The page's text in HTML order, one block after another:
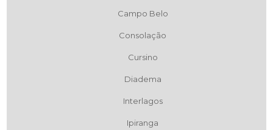
Campo Belo
Consolação
Cursino
Diadema
Interlagos
Ipiranga